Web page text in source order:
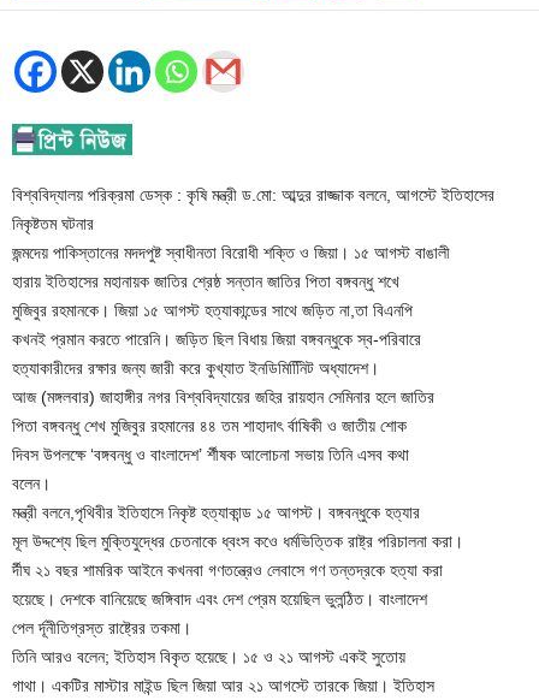
বিশ্ববিদ্যালয় পরিক্রমা ডেস্ক : কৃষি মন্ত্রী ড.মো: আব্দুর রাজ্জাক বলনে, আগস্টে ইতিহাসের
নিকৃষ্টতম ঘটনার
জন্মদেয় পাকিস্তানের মদদপুষ্ট স্বাধীনতা বিরোধী শক্তি ও জিয়া। ১৫ আগস্ট বাঙালী
হারায় ইতিহাসের মহানায়ক জাতির শ্রেষ্ঠ সন্তান জাতির পিতা বঙ্গবন্ধু শখে
মুজিবুর রহমানকে। জিয়া ১৫ আগস্ট হত্যাকান্ডের সাথে জড়িত না,তা বিএনপি
কখনই প্রমান করতে পারেনি। জড়িত ছিল বিধায় জিয়া বঙ্গবন্ধুকে স্ব-পরিবারে
হত্যাকারীদের রক্ষার জন্য জারী করে কুখ্যাত ইনডিমিনিিিট অধ্যাদেশ।
আজ (মঙ্গলবার) জাহাঙ্গীর নগর বিশ্ববিদ্যায়ের জহির রায়হান সেমিনার হলে জাতির
পিতা বঙ্গবন্ধু শেখ মুজিবুর রহমানের ৪৪ তম শাহাদাৎ র্বাষিকী ও জাতীয় শোক
দিবস উপলক্ষে ‘বঙ্গবন্ধু ও বাংলাদেশ’ র্শীষক আলোচনা সভায় তিনি এসব কথা
বলেন।
মন্ত্রী বলনে,পৃথিবীর ইতিহাসে নিকৃষ্ট হত্যাকান্ড ১৫ আগস্ট। বঙ্গবন্ধুকে হত্যার
মূল উদ্দশ্যে ছিল মুক্তিযুদ্ধের চেতনাকে ধ্বংস কওে ধর্মভিত্তিক রাষ্ট্র পরিচালনা করা।
র্দীঘ ২১ বছর শামরিক আইনে কখনবা গণতন্ত্রেও লেবাসে গণ তন্তদ্রকে হত্যা করা
হয়েছে। দেশকে বানিয়েছে জঙ্গিবাদ এবং দেশ প্রেম হয়েছিল ভুলন্ঠিত। বাংলাদেশ
পেল র্দূনীতিগ্রস্ত রাষ্ট্রের তকমা।
তিনি আরও বলেন; ইতিহাস বিকৃত হয়েছে। ১৫ ও ২১ আগস্ট একই সুতোয়
গাথা। একটির মাস্টার মাইন্ড ছিল জিয়া আর ২১ আগস্টে তারকে জিয়া। ইতিহাস